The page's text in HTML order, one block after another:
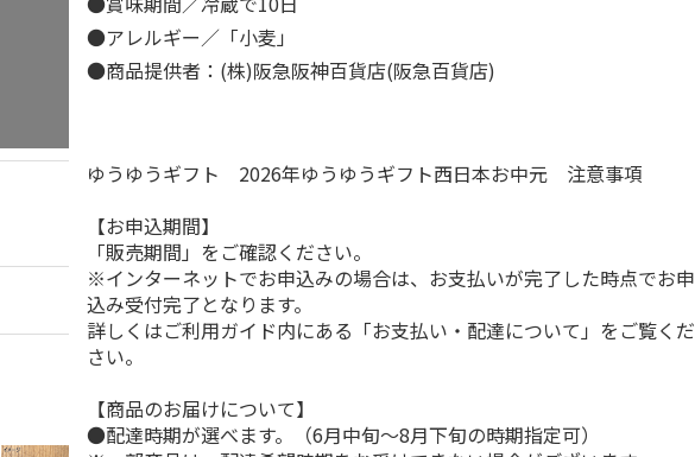
●アレルギー／「小麦」
●商品提供者：(株)阪急阪神百貨店(阪急百貨店)
ゆうゆうギフト 2026年ゆうゆうギフト西日本お中元 注意事項
【お申込期間】
「販売期間」をご確認ください。
※インターネットでお申込みの場合は、お支払いが完了した時点でお申
込み受付完了となります。
詳しくはご利用ガイド内にある「お支払い・配達について」をご覧くだ
さい。
【商品のお届けについて】
●配達時期が選べます。（6月中旬～8月下旬の時期指定可）